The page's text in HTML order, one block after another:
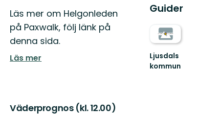
Läs mer om Helgonleden
på Paxwalk, följ länk på
denna sida.
Läs mer
Väderprognos (kl. 12.00)
Guider
Ljusdals
kommun